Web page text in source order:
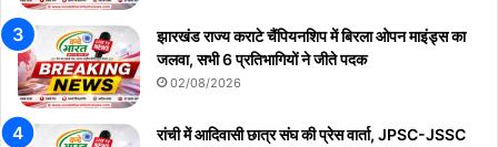
झारखंड राज्य कराटे चैंपियनशिप में बिरला ओपन माइंड्स का
जलवा, सभी 6 प्रतिभागियों ने जीते पदक
02/08/2026
रांची में आदिवासी छात्र संघ की प्रेस वार्ता, JPSC-JSSC